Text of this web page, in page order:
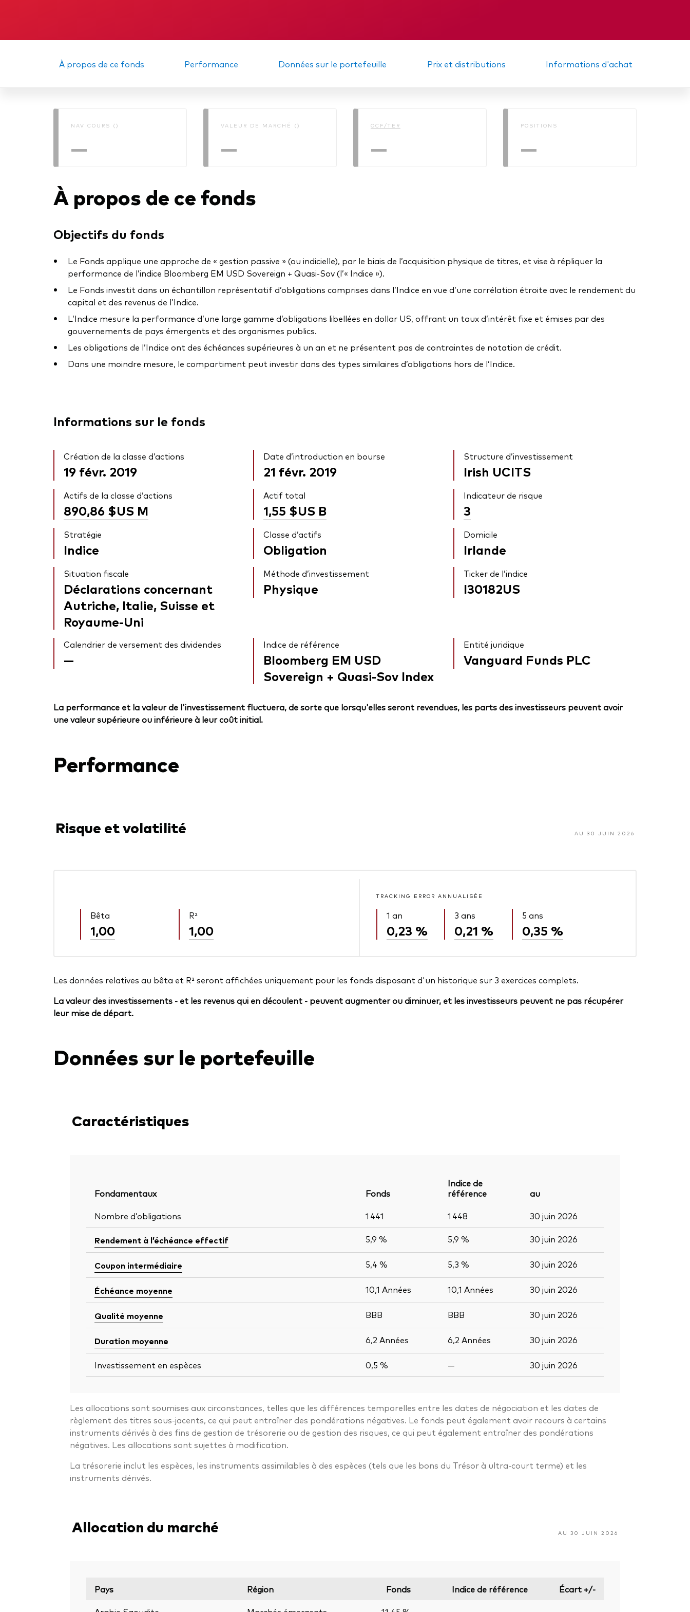
À propos de ce fonds Performance Données sur le portefeuille Prix et distributions Informations d'achat
NAV COURS ()
—
VALEUR DE MARCHÉ ()
—
OCF/TER
—
POSITIONS
—
À propos de ce fonds
Objectifs du fonds
Le Fonds applique une approche de « gestion passive » (ou indicielle), par le biais de l’acquisition physique de titres, et vise à répliquer la
performance de l’indice Bloomberg EM USD Sovereign + Quasi-Sov (l’« Indice »).
Le Fonds investit dans un échantillon représentatif d’obligations comprises dans l’Indice en vue d’une corrélation étroite avec le rendement du
capital et des revenus de l’Indice.
L’Indice mesure la performance d’une large gamme d’obligations libellées en dollar US, offrant un taux d’intérêt fixe et émises par des
gouvernements de pays émergents et des organismes publics.
Les obligations de l’Indice ont des échéances supérieures à un an et ne présentent pas de contraintes de notation de crédit.
Dans une moindre mesure, le compartiment peut investir dans des types similaires d’obligations hors de l’Indice.
Informations sur le fonds
Création de la classe d’actions
19 févr. 2019
Date d’introduction en bourse
21 févr. 2019
Structure d’investissement
Irish UCITS
Actifs de la classe d’actions
890,86 $US M
Actif total
1,55 $US B
Indicateur de risque
3
Stratégie
Indice
Classe d’actifs
Obligation
Domicile
Irlande
Situation fiscale
Déclarations concernant
Autriche, Italie, Suisse et
Royaume-Uni
Méthode d’investissement
Physique
Ticker de l’indice
I30182US
Calendrier de versement des dividendes
—
Indice de référence
Bloomberg EM USD
Sovereign + Quasi-Sov Index
Entité juridique
Vanguard Funds PLC
La performance et la valeur de l'investissement fluctuera, de sorte que lorsqu'elles seront revendues, les parts des investisseurs peuvent avoir
une valeur supérieure ou inférieure à leur coût initial.
Performance
Risque et volatilité AU 30 JUIN 2026
Bêta
1,00
R²
1,00
TRACKING ERROR ANNUALISÉE
1 an
0,23 %
3 ans
0,21 %
5 ans
0,35 %
Les données relatives au bêta et R² seront affichées uniquement pour les fonds disposant d'un historique sur 3 exercices complets.
La valeur des investissements - et les revenus qui en découlent - peuvent augmenter ou diminuer, et les investisseurs peuvent ne pas récupérer
leur mise de départ.
Données sur le portefeuille
Caractéristiques
Fondamentaux Fonds
Indice de
référence
au
Nombre d’obligations
1 441 1 448 30 juin 2026
Rendement à l’échéance effectif 5,9 % 5,9 % 30 juin 2026
Coupon intermédiaire 5,4 % 5,3 % 30 juin 2026
Échéance moyenne 10,1 Années 10,1 Années 30 juin 2026
Qualité moyenne BBB BBB 30 juin 2026
Duration moyenne 6,2 Années 6,2 Années 30 juin 2026
Investissement en espèces 0,5 % — 30 juin 2026
Les allocations sont soumises aux circonstances, telles que les différences temporelles entre les dates de négociation et les dates de
règlement des titres sous-jacents, ce qui peut entraîner des pondérations négatives. Le fonds peut également avoir recours à certains
instruments dérivés à des fins de gestion de trésorerie ou de gestion des risques, ce qui peut également entraîner des pondérations
négatives. Les allocations sont sujettes à modification.
La trésorerie inclut les espèces, les instruments assimilables à des espèces (tels que les bons du Trésor à ultra-court terme) et les
instruments dérivés.
Allocation du marché AU 30 JUIN 2026
Pays Région Fonds Indice de référence
Écart +/-